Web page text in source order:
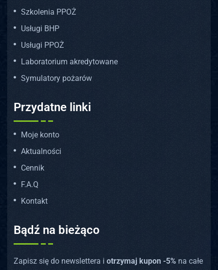
Szkolenia PPOŻ
Usługi BHP
Usługi PPOŻ
Laboratorium akredytowane
Symulatory pożarów
Przydatne linki
Moje konto
Aktualności
Cennik
F.A.Q
Kontakt
Bądź na bieżąco
Zapisz się do newslettera i otrzymaj kupon -5% na całe